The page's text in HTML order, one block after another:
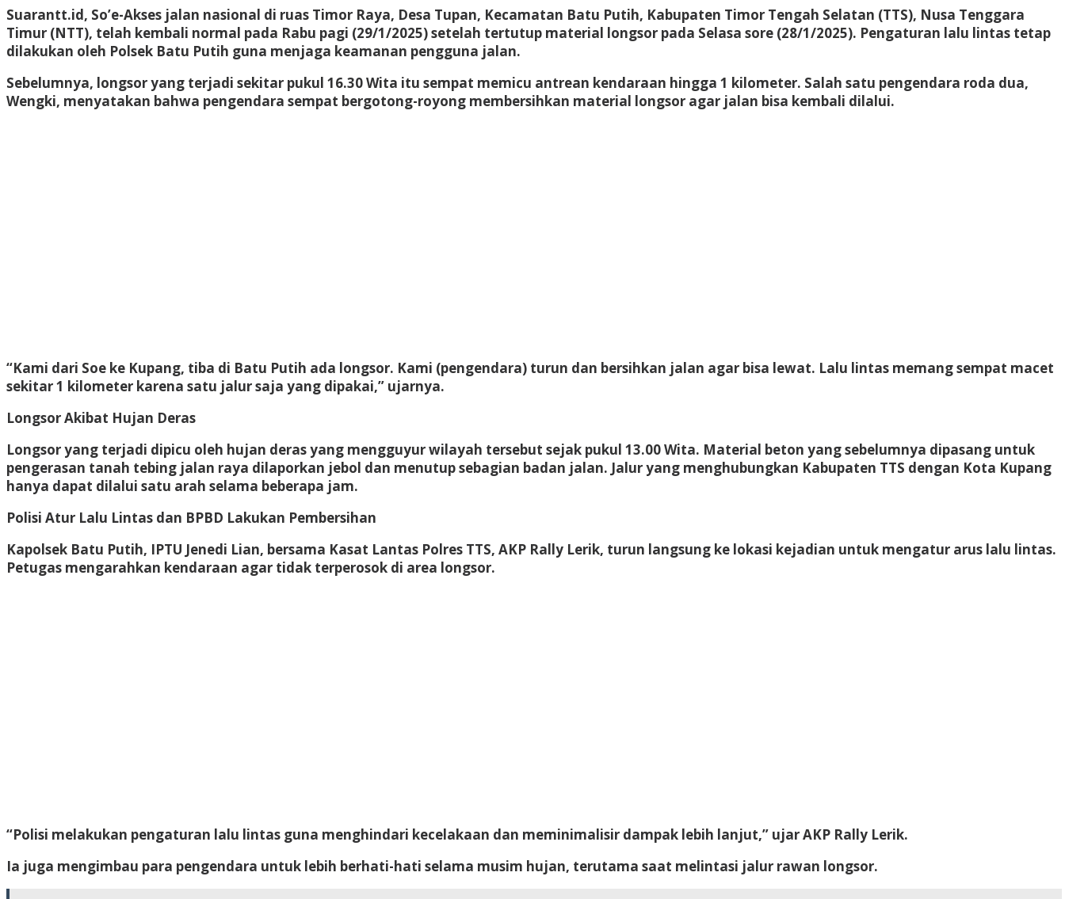
Suarantt.id, So’e-Akses jalan nasional di ruas Timor Raya, Desa Tupan, Kecamatan Batu Putih, Kabupaten Timor Tengah Selatan (TTS), Nusa Tenggara
Timur (NTT), telah kembali normal pada Rabu pagi (29/1/2025) setelah tertutup material longsor pada Selasa sore (28/1/2025). Pengaturan lalu lintas tetap
dilakukan oleh Polsek Batu Putih guna menjaga keamanan pengguna jalan.
Sebelumnya, longsor yang terjadi sekitar pukul 16.30 Wita itu sempat memicu antrean kendaraan hingga 1 kilometer. Salah satu pengendara roda dua,
Wengki, menyatakan bahwa pengendara sempat bergotong-royong membersihkan material longsor agar jalan bisa kembali dilalui.
“Kami dari Soe ke Kupang, tiba di Batu Putih ada longsor. Kami (pengendara) turun dan bersihkan jalan agar bisa lewat. Lalu lintas memang sempat macet
sekitar 1 kilometer karena satu jalur saja yang dipakai,” ujarnya.
Longsor Akibat Hujan Deras
Longsor yang terjadi dipicu oleh hujan deras yang mengguyur wilayah tersebut sejak pukul 13.00 Wita. Material beton yang sebelumnya dipasang untuk
pengerasan tanah tebing jalan raya dilaporkan jebol dan menutup sebagian badan jalan. Jalur yang menghubungkan Kabupaten TTS dengan Kota Kupang
hanya dapat dilalui satu arah selama beberapa jam.
Polisi Atur Lalu Lintas dan BPBD Lakukan Pembersihan
Kapolsek Batu Putih, IPTU Jenedi Lian, bersama Kasat Lantas Polres TTS, AKP Rally Lerik, turun langsung ke lokasi kejadian untuk mengatur arus lalu lintas.
Petugas mengarahkan kendaraan agar tidak terperosok di area longsor.
“Polisi melakukan pengaturan lalu lintas guna menghindari kecelakaan dan meminimalisir dampak lebih lanjut,” ujar AKP Rally Lerik.
Ia juga mengimbau para pengendara untuk lebih berhati-hati selama musim hujan, terutama saat melintasi jalur rawan longsor.